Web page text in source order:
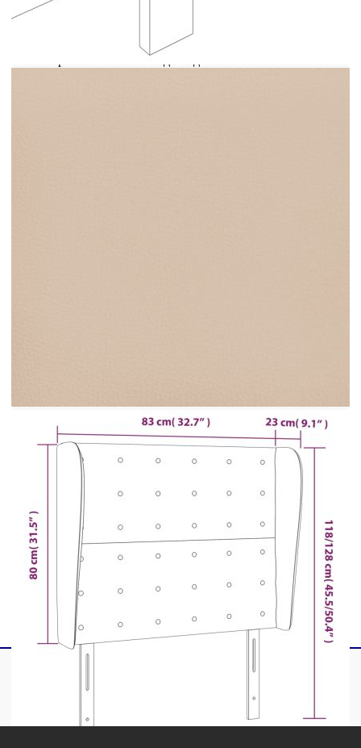
Тази класическа горна табла с уши със стилен
дизайн придава на рамката на леглото ви
завършена визия и подхожда на всяка спалня.
Материал на пълнежа: Пяна
Общи размери: 83 x 23 x 118/128 см (Ш x Д
Доставката съдържа:
1 x Табла
2 x Уши